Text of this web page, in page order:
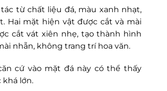
từ chất liệu đá, màu xanh nhạt,
Hai mặt hiện vật được cắt và mài
cắt vát xiên nhẹ, tạo thành hình
nhẵn, không trang trí hoa văn.
cứ vào mặt đá này có thể thấy
lớn.